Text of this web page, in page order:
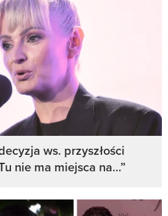
ws. przyszłości
nie ma miejsca na…”